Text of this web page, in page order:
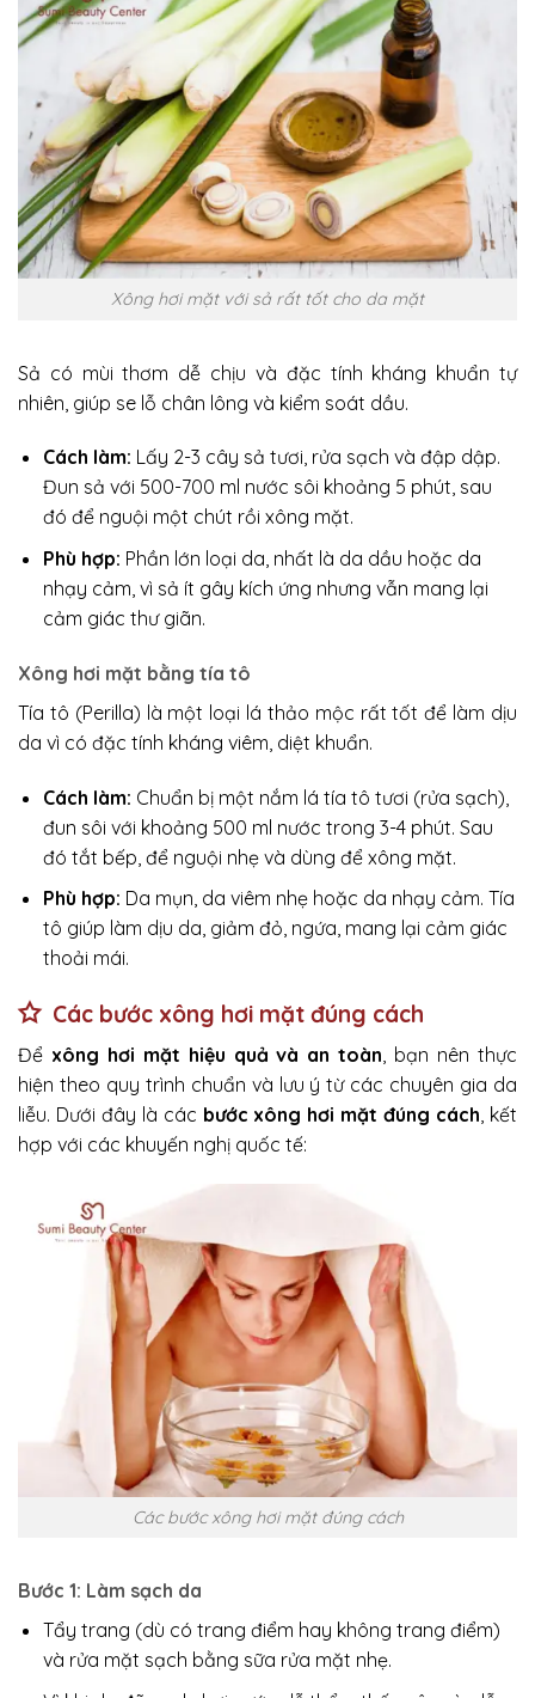
Xông hơi mặt với sả rất tốt cho da mặt
Sả có mùi thơm dễ chịu và đặc tính kháng khuẩn tự
nhiên, giúp se lỗ chân lông và kiểm soát dầu.
Cách làm: Lấy 2-3 cây sả tươi, rửa sạch và đập dập.
Đun sả với 500-700 ml nước sôi khoảng 5 phút, sau
đó để nguội một chút rồi xông mặt.
Phù hợp: Phần lớn loại da, nhất là da dầu hoặc da
nhạy cảm, vì sả ít gây kích ứng nhưng vẫn mang lại
cảm giác thư giãn.
Xông hơi mặt bằng tía tô
Tía tô (Perilla) là một loại lá thảo mộc rất tốt để làm dịu
da vì có đặc tính kháng viêm, diệt khuẩn.
Cách làm: Chuẩn bị một nắm lá tía tô tươi (rửa sạch),
đun sôi với khoảng 500 ml nước trong 3-4 phút. Sau
đó tắt bếp, để nguội nhẹ và dùng để xông mặt.
Phù hợp: Da mụn, da viêm nhẹ hoặc da nhạy cảm. Tía
tô giúp làm dịu da, giảm đỏ, ngứa, mang lại cảm giác
thoải mái.
Các bước xông hơi mặt đúng cách
Để xông hơi mặt hiệu quả và an toàn , bạn nên thực
hiện theo quy trình chuẩn và lưu ý từ các chuyên gia da
liễu. Dưới đây là các bước xông hơi mặt đúng cách , kết
hợp với các khuyến nghị quốc tế:
Các bước xông hơi mặt đúng cách
Bước 1: Làm sạch da
Tẩy trang (dù có trang điểm hay không trang điểm)
và rửa mặt sạch bằng sữa rửa mặt nhẹ.